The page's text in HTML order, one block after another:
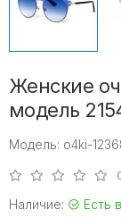
Женские
модель
Модель: o4ki-
Наличие: Есть